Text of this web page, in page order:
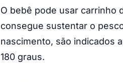
O bebê pode usar carrinho
consegue sustentar o
nascimento, são indicados
180 graus.